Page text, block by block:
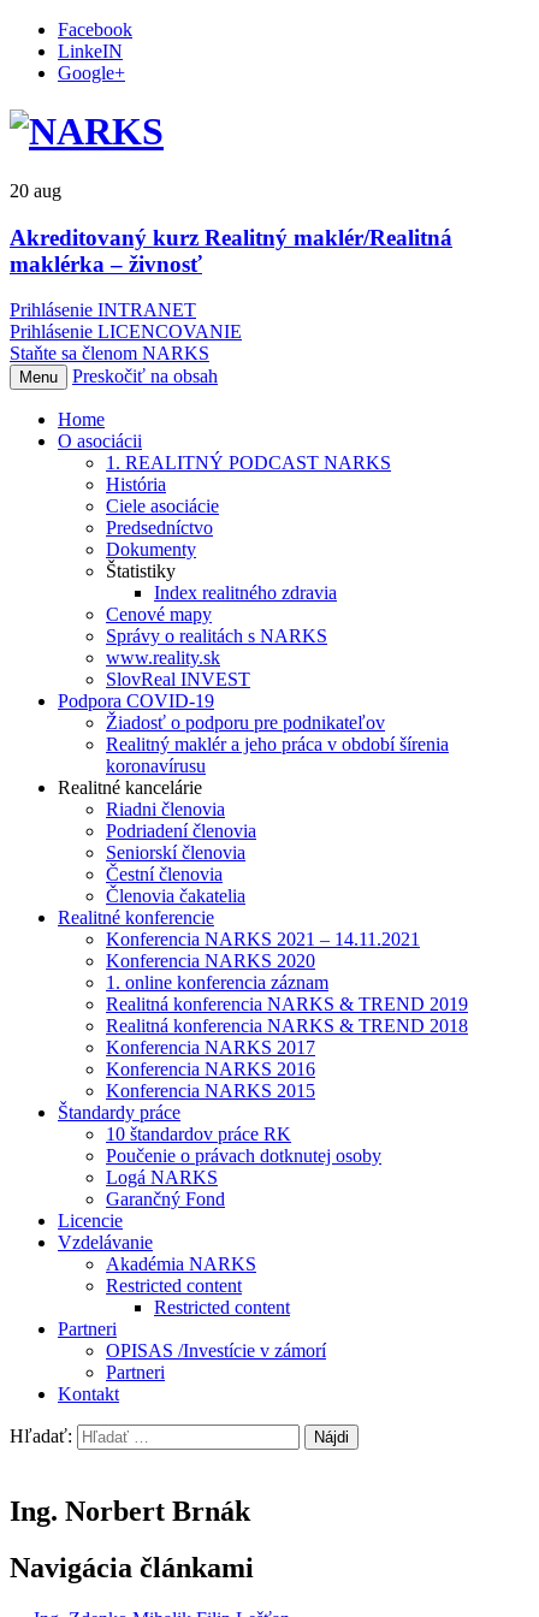
Facebook
LinkeIN
Google+
20 aug
Akreditovaný kurz Realitný maklér/Realitná
maklérka – živnosť
Prihlásenie INTRANET
Prihlásenie LICENCOVANIE
Staňte sa členom NARKS
Menu Preskočiť na obsah
Home
O asociácii
1. REALITNÝ PODCAST NARKS
História
Ciele asociácie
Predsedníctvo
Dokumenty
Štatistiky
Index realitného zdravia
Cenové mapy
Správy o realitách s NARKS
www.reality.sk
SlovReal INVEST
Podpora COVID-19
Žiadosť o podporu pre podnikateľov
Realitný maklér a jeho práca v období šírenia
koronavírusu
Realitné kancelárie
Riadni členovia
Podriadení členovia
Seniorskí členovia
Čestní členovia
Členovia čakatelia
Realitné konferencie
Konferencia NARKS 2021 – 14.11.2021
Konferencia NARKS 2020
1. online konferencia záznam
Realitná konferencia NARKS & TREND 2019
Realitná konferencia NARKS & TREND 2018
Konferencia NARKS 2017
Konferencia NARKS 2016
Konferencia NARKS 2015
Štandardy práce
10 štandardov práce RK
Poučenie o právach dotknutej osoby
Logá NARKS
Garančný Fond
Licencie
Vzdelávanie
Akadémia NARKS
Restricted content
Restricted content
Partneri
OPISAS /Investície v zámorí
Partneri
Kontakt
Hľadať:
Ing. Norbert Brnák
Navigácia článkami